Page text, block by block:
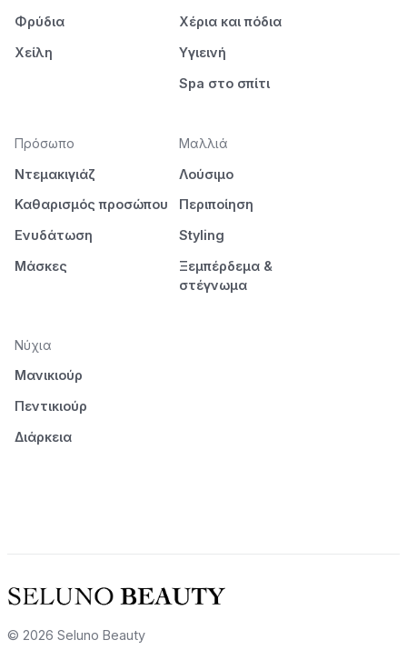
Φρύδια
Χείλη
Χέρια και πόδια
Υγιεινή
Spa στο σπίτι
Πρόσωπο
Ντεμακιγιάζ
Καθαρισμός προσώπου
Ενυδάτωση
Μάσκες
Μαλλιά
Λούσιμο
Περιποίηση
Styling
Ξεμπέρδεμα &
στέγνωμα
Νύχια
Μανικιούρ
Πεντικιούρ
Διάρκεια
© 2026 Seluno Beauty